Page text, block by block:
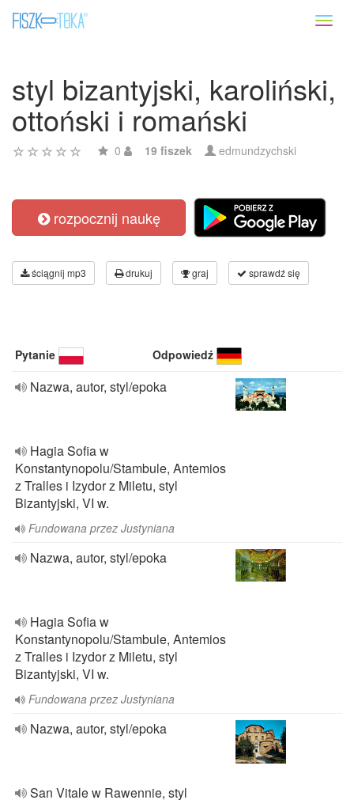
styl bizantyjski, karoliński,
ottoński i romański
0 19 fiszek edmundzychski
rozpocznij naukę
ściągnij mp3 drukuj graj sprawdź się
Pytanie Odpowiedź
Nazwa, autor, styl/epoka
Hagia Sofia w
Konstantynopolu/Stambule, Antemios
z Tralles i Izydor z Miletu, styl
Bizantyjski, VI w.
Fundowana przez Justyniana
Nazwa, autor, styl/epoka
Hagia Sofia w
Konstantynopolu/Stambule, Antemios
z Tralles i Izydor z Miletu, styl
Bizantyjski, VI w.
Fundowana przez Justyniana
Nazwa, autor, styl/epoka
San Vitale w Rawennie, styl